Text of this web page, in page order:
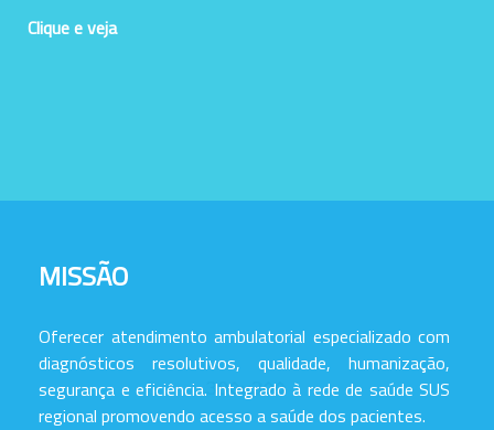
Clique e veja
MISSÃO
Oferecer atendimento ambulatorial especializado com
diagnósticos resolutivos, qualidade, humanização,
segurança e eficiência. Integrado à rede de saúde SUS
regional promovendo acesso a saúde dos pacientes.